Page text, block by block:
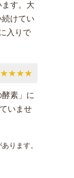
す。大
けてい
入りで
素」に
いませ
ります。